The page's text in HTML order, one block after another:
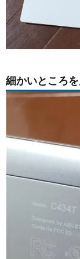
細かいところ